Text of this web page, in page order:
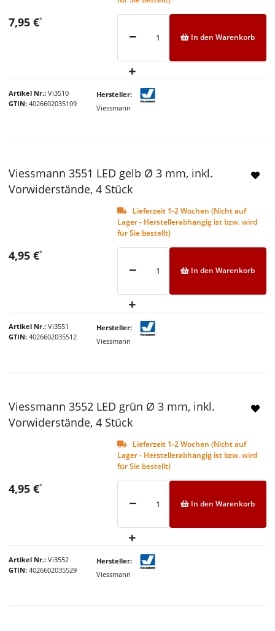
Artikel Nr. Vi3510
GTIN 4026602035109
Hersteller
Viessmann
7,95 €*
In den Warenkorb
Viessmann 3551 LED gelb Ø 3 mm, inkl.
Vorwiderstände, 4 Stück
Lieferzeit 1-2 Wochen (Nicht auf
Lager - Herstellerabhängig ist bzw. wird
für Sie bestellt)
Artikel Nr. Vi3551
GTIN 4026602035512
Hersteller
Viessmann
4,95 €*
In den Warenkorb
Viessmann 3552 LED grün Ø 3 mm, inkl.
Vorwiderstände, 4 Stück
Lieferzeit 1-2 Wochen (Nicht auf
Lager - Herstellerabhängig ist bzw. wird
für Sie bestellt)
Artikel Nr. Vi3552
GTIN 4026602035529
Hersteller
Viessmann
4,95 €*
In den Warenkorb